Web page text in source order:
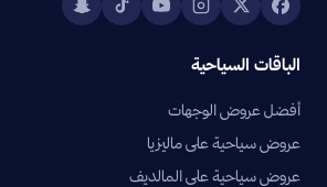
الباقات السياحية
أفضل عروض الوجهات
عروض سياحية على ماليزيا
عروض سياحية على المالديف